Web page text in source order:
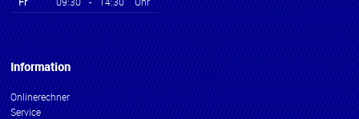
Information
Onlinerechner
Service